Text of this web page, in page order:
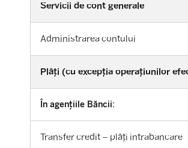
Servicii de cont generale
Administrarea contului
Plăți (cu excepția operațiunilor
În agențiile Băncii:
Transfer credit – plăți intrabancare